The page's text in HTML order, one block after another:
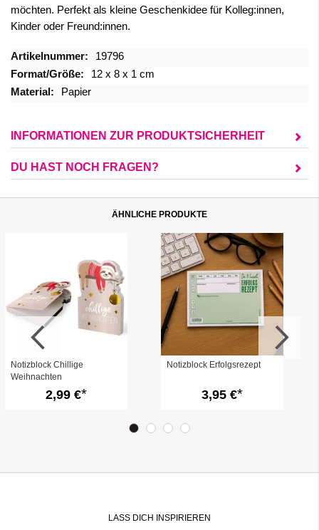
möchten. Perfekt als kleine Geschenkidee für Kolleg:innen,
Kinder oder Freund:innen.
Mehr
Informationen
19796
12 x 8 x 1 cm
Papier
INFORMATIONEN ZUR PRODUKTSICHERHEIT
DU HAST NOCH FRAGEN?
ÄHNLICHE PRODUKTE
Notizblock Chillige
Weihnachten
2,99 €
Notizblock Erfolgsrezept
3,95 €
LASS DICH INSPIRIEREN